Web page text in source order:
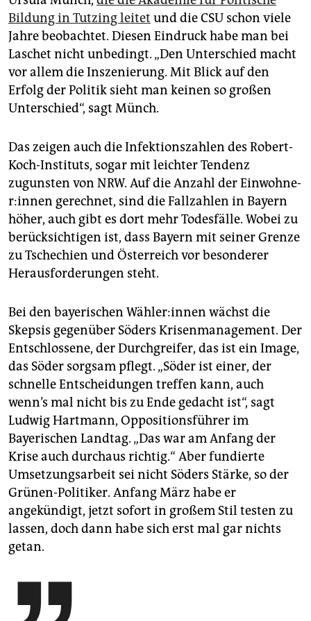
Bildung in Tutzing leitet und die CSU schon viele
Jahre beobachtet. Diesen Eindruck habe man bei
Laschet nicht unbedingt. „Den Unterschied macht
vor allem die Inszenierung. Mit Blick auf den
Erfolg der Politik sieht man keinen so großen
Unterschied“, sagt Münch.
Das zeigen auch die Infektionszahlen des Robert-
Koch-Instituts, sogar mit leichter Tendenz
zugunsten von NRW. Auf die Anzahl der Ein­woh­ne­
r:in­nen gerechnet, sind die Fallzahlen in Bayern
höher, auch gibt es dort mehr Todesfälle. Wobei zu
berücksichtigen ist, dass Bayern mit seiner Grenze
zu Tschechien und Österreich vor besonderer
Herausforderungen steht.
Bei den bayerischen Wäh­le­r:in­nen wächst die
Skepsis gegenüber Söders Krisenmanagement. Der
Entschlossene, der Durchgreifer, das ist ein Image,
das Söder sorgsam pflegt. „Söder ist einer, der
schnelle Entscheidungen treffen kann, auch
wenn’s mal nicht bis zu Ende gedacht ist“, sagt
Ludwig Hartmann, Oppositionsführer im
Bayerischen Landtag. „Das war am Anfang der
Krise auch durchaus richtig.“ Aber fundierte
Umsetzungsarbeit sei nicht Söders Stärke, so der
Grünen-Politiker. Anfang März habe er
angekündigt, jetzt sofort in großem Stil testen zu
lassen, doch dann habe sich erst mal gar nichts
getan.
